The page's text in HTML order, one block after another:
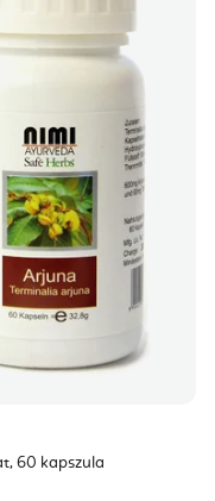
60 kapszula